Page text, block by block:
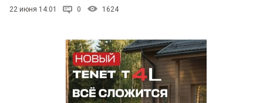
22 июня 14:01 0 1624